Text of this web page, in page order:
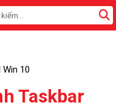
10
Taskbar